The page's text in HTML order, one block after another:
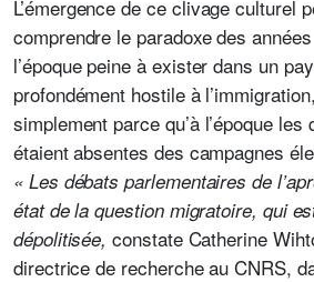
L’émergence de ce clivage culturel
comprendre le paradoxe des
l’époque peine à exister dans un
profondément hostile à
simplement parce qu’à l’époque
étaient absentes des campagnes
« Les débats parlementaires de
état de la question migratoire, qui
dépolitisée,constate Catherine
directrice de recherche au CNRS,